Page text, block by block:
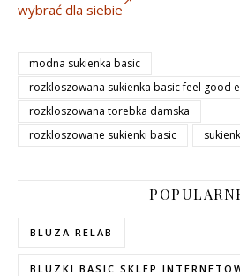
wybrać dla siebie
modna sukienka basic
rozkloszowana sukienka basic feel good
rozkloszowana torebka damska
rozkloszowane sukienki basic
BLUZA RELAB
BLUZKI BASIC SKLEP